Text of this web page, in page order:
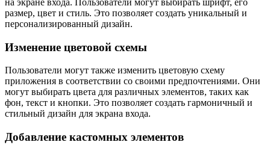
на экране входа. Пользователи могут выбирать шрифт, его
размер, цвет и стиль. Это позволяет создать уникальный и
персонализированный дизайн.
Изменение цветовой схемы
Пользователи могут также изменить цветовую схему
приложения в соответствии со своими предпочтениями. Они
могут выбирать цвета для различных элементов, таких как
фон, текст и кнопки. Это позволяет создать гармоничный и
стильный дизайн для экрана входа.
Добавление кастомных элементов